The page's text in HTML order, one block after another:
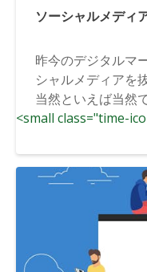
ソーシャルメディ
昨今のデジタルマ
シャルメディアを
当然といえば当然で
<small class="time-